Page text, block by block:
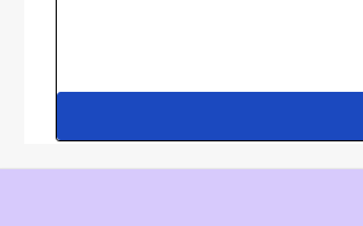
Sonderanfertigungen in
und können